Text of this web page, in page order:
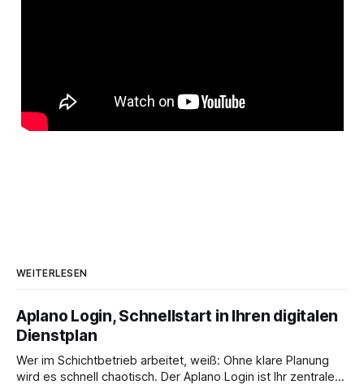
WEITERLESEN
Aplano Login, Schnellstart in Ihren digitalen
Dienstplan
Wer im Schichtbetrieb arbeitet, weiß: Ohne klare Planung
wird es schnell chaotisch. Der Aplano Login ist Ihr zentraler